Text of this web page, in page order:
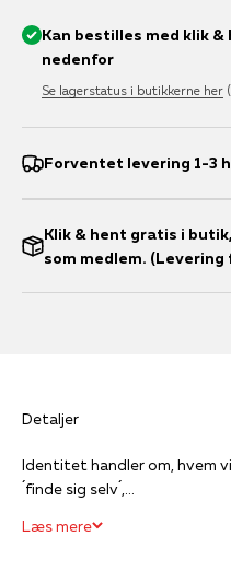
Kan bestilles med klik
nedenfor
Se lagerstatus i butikkerne her
Forventet levering 1-3
Klik & hent gratis i
som medlem. (Levering
Detaljer
Identitet handler om, hvem
´finde sig selv´,...
Læs mere